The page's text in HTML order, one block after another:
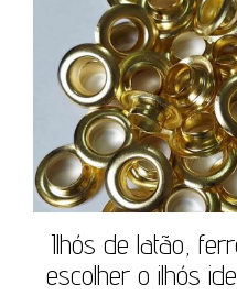
Ilhós de latão,
escolher o ilhós